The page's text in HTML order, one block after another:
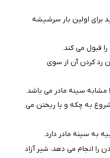
برای اولین بار سرشیشه
قبول می کند.
رد کردن آن از سوی
سینه مادر می باشد.
به چکه و یا ریختن می
به سینه مادر دارد.
را انجام می دهد، شیر آزاد